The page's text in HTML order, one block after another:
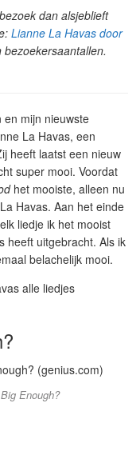
dan alsjeblieft
Lianne La Havas door
en mijn nieuwste
La Havas, een
heeft laatst een nieuw
super mooi. Voordat
het mooiste, alleen nu
Havas. Aan het einde
liedje ik het mooist
heeft uitgebracht. Als ik
belachelijk mooi.
alle liedjes
Enough?